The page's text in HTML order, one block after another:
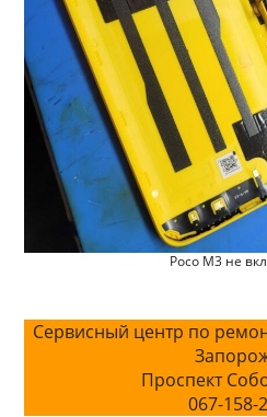
Poco M3 не
Сервисный центр по
Проспект
067-158-